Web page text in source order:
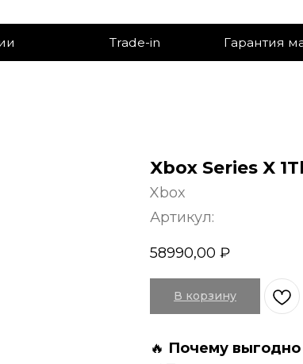
Гарантия магазина
Xbox Series X
Xbox
Артикул:
58990,00 ₽
В корзину
🔥 Пoчeму выгоднo